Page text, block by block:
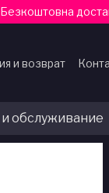
Безкоштовна
и возврат
обслуживание